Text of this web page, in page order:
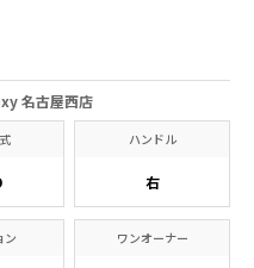
名古屋西店
ハンドル
右
ン ワンオーナー